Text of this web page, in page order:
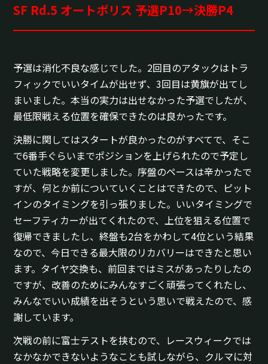
SF Rd.5 オートポリス 予選P10→決勝P4
予選は消化不良な感じでした。2回目のアタックはトラ
フィックでいいタイムが出せず、3回目は黄旗が出てし
まいました。本当の実力は出せなかった予選でしたが、
最低限戦える位置を確保できたのは良かったです。
決勝に関してはスタートが良かったのがすべてで、そこ
で6番手ぐらいまでポジションを上げられたので予定し
ていた戦略を変更しました。序盤のペースは辛かったで
すが、何とか前についていくことはできたので、ピット
インのタイミングを引っ張りました。いいタイミングで
セーフティカーが出てくれたので、上位を狙える位置で
復帰できましたし、終盤も2台をかわして4位という結果
なので、今日できる最大限のリカバリーはできたと思い
ます。タイヤ交換も、前回まではミスがあったりしたの
ですが、改善のためにみんなすごく頑張ってくれたし、
みんなでいい成績を出そうという思いで戦えたので、感
謝しています。
次戦の前に富士テストを挟むので、レースウィークでは
なかなかできないようなことも試しながら、クルマに対